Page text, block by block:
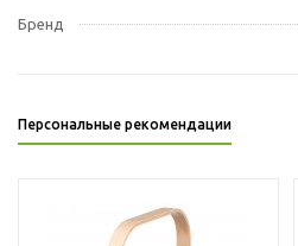
Бренд
Персональные рекомендации